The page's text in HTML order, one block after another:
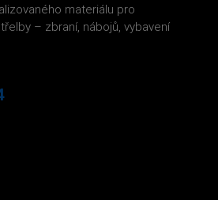
materiálu pro
– zbraní, nábojů, vybavení